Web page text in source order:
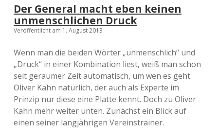
Der General macht eben keinen
unmenschlichen Druck
Veröffentlicht am 1. August 2013
Wenn man die beiden Wörter „unmenschlich“ und
„Druck“ in einer Kombination liest, weiß man schon
seit geraumer Zeit automatisch, um wen es geht.
Oliver Kahn natürlich, der auch als Experte im
Prinzip nur diese eine Platte kennt. Doch zu Oliver
Kahn mehr weiter unten. Zunächst ein Blick auf
einen seiner langjährigen Vereinstrainer.